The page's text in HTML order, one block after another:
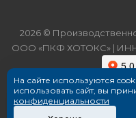
2026 ©
ООО «ПКФ ХОТОКС» | ИНН
На сайте используются
использовать сайт, вы
конфиденциальности